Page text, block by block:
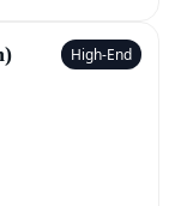
High‑End